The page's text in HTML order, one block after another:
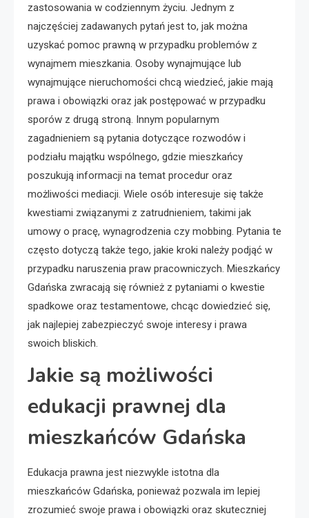
zastosowania w codziennym życiu. Jednym z
najczęściej zadawanych pytań jest to, jak można
uzyskać pomoc prawną w przypadku problemów z
wynajmem mieszkania. Osoby wynajmujące lub
wynajmujące nieruchomości chcą wiedzieć, jakie mają
prawa i obowiązki oraz jak postępować w przypadku
sporów z drugą stroną. Innym popularnym
zagadnieniem są pytania dotyczące rozwodów i
podziału majątku wspólnego, gdzie mieszkańcy
poszukują informacji na temat procedur oraz
możliwości mediacji. Wiele osób interesuje się także
kwestiami związanymi z zatrudnieniem, takimi jak
umowy o pracę, wynagrodzenia czy mobbing. Pytania te
często dotyczą także tego, jakie kroki należy podjąć w
przypadku naruszenia praw pracowniczych. Mieszkańcy
Gdańska zwracają się również z pytaniami o kwestie
spadkowe oraz testamentowe, chcąc dowiedzieć się,
jak najlepiej zabezpieczyć swoje interesy i prawa
swoich bliskich.
Jakie są możliwości
edukacji prawnej dla
mieszkańców Gdańska
Edukacja prawna jest niezwykle istotna dla
mieszkańców Gdańska, ponieważ pozwala im lepiej
zrozumieć swoje prawa i obowiązki oraz skuteczniej